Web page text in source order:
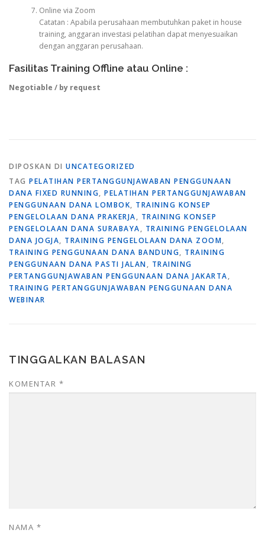
Online via Zoom
Catatan : Apabila perusahaan membutuhkan paket in house
training, anggaran investasi pelatihan dapat menyesuaikan
dengan anggaran perusahaan.
Fasilitas Training Offline atau Online :
Negotiable / by request
DIPOSKAN DI UNCATEGORIZED
TAG PELATIHAN PERTANGGUNJAWABAN PENGGUNAAN
DANA FIXED RUNNING, PELATIHAN PERTANGGUNJAWABAN
PENGGUNAAN DANA LOMBOK, TRAINING KONSEP
PENGELOLAAN DANA PRAKERJA, TRAINING KONSEP
PENGELOLAAN DANA SURABAYA, TRAINING PENGELOLAAN
DANA JOGJA, TRAINING PENGELOLAAN DANA ZOOM,
TRAINING PENGGUNAAN DANA BANDUNG, TRAINING
PENGGUNAAN DANA PASTI JALAN, TRAINING
PERTANGGUNJAWABAN PENGGUNAAN DANA JAKARTA,
TRAINING PERTANGGUNJAWABAN PENGGUNAAN DANA
WEBINAR
TINGGALKAN BALASAN
KOMENTAR *
NAMA *